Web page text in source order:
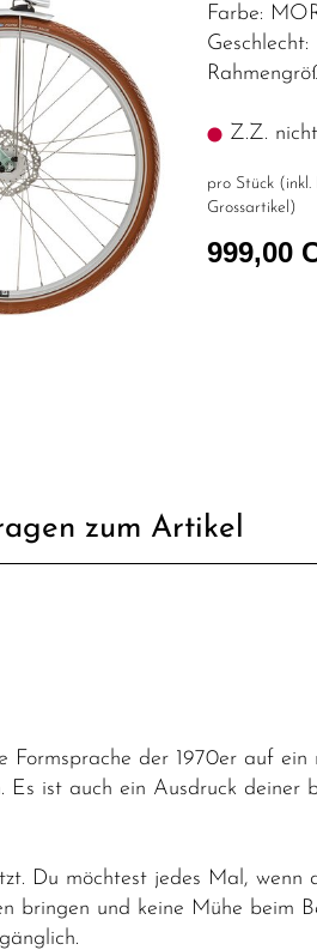
Farbe:
Geschlecht:
Z.Z.
pro Stück (inkl.
Grossartikel )
999,00
zum Artikel
der 1970er auf ein
ist auch ein Ausdruck deiner
Du möchtest jedes Mal, wenn
bringen und keine Mühe beim